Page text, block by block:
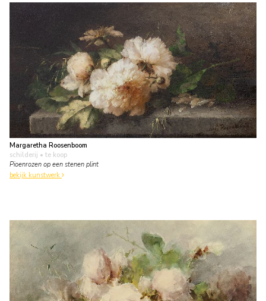
Margaretha Roosenboom
schilderij • te koop
Pioenrozen op een stenen plint
bekijk kunstwerk